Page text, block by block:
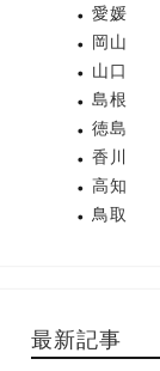
愛媛
岡山
山口
島根
徳島
香川
高知
鳥取
最新記事